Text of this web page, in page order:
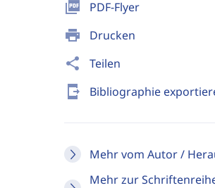
picture_as_pdf PDF-Flyer
print Drucken
share Teilen
send_to_mobile Bibliographie
Mehr vom Autor /
Mehr zur